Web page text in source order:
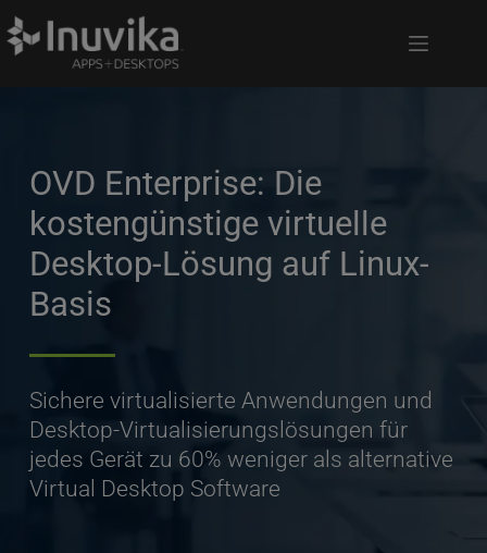
OVD Enterprise: Die
kostengünstige virtuelle
Desktop-Lösung auf Linux-
Basis
Sichere virtualisierte Anwendungen und
Desktop-Virtualisierungslösungen für
jedes Gerät zu 60% weniger als alternative
Virtual Desktop Software